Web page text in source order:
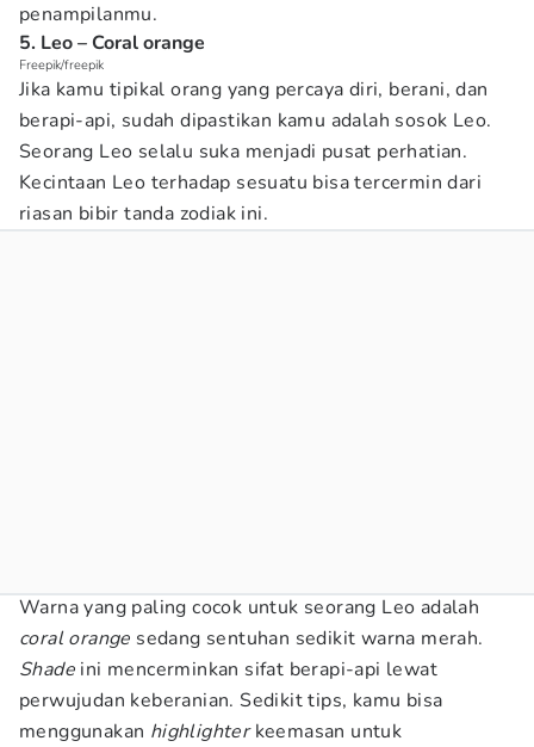
penampilanmu.
5. Leo – Coral orange
Freepik/freepik
Jika kamu tipikal orang yang percaya diri, berani, dan
berapi-api, sudah dipastikan kamu adalah sosok Leo.
Seorang Leo selalu suka menjadi pusat perhatian.
Kecintaan Leo terhadap sesuatu bisa tercermin dari
riasan bibir tanda zodiak ini.
Warna yang paling cocok untuk seorang Leo adalah
coral orange sedang sentuhan sedikit warna merah.
Shade ini mencerminkan sifat berapi-api lewat
perwujudan keberanian. Sedikit tips, kamu bisa
menggunakan highlighterkeemasan untuk